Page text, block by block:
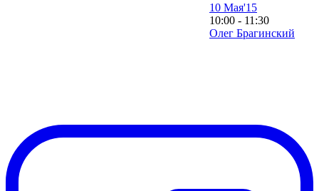
10 Мая'15
10:00 - 11:30
Олег Брагинский